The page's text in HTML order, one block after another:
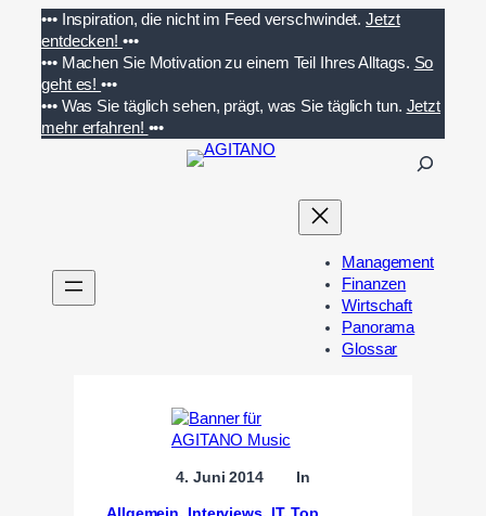
Inhalt
springen
••• Inspiration, die nicht im Feed verschwindet. Jetzt
entdecken! •••
••• Machen Sie Motivation zu einem Teil Ihres Alltags. So
geht es!•••
••• Was Sie täglich sehen, prägt, was Sie täglich tun. Jetzt
mehr erfahren! •••
n
Management
Finanzen
Wirtschaft
Panorama
Glossar
4. Juni 2014 In